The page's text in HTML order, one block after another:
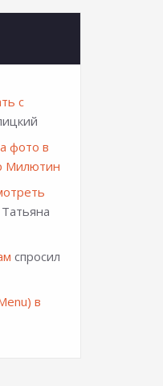
с
фото в
Милютин
спросил
в